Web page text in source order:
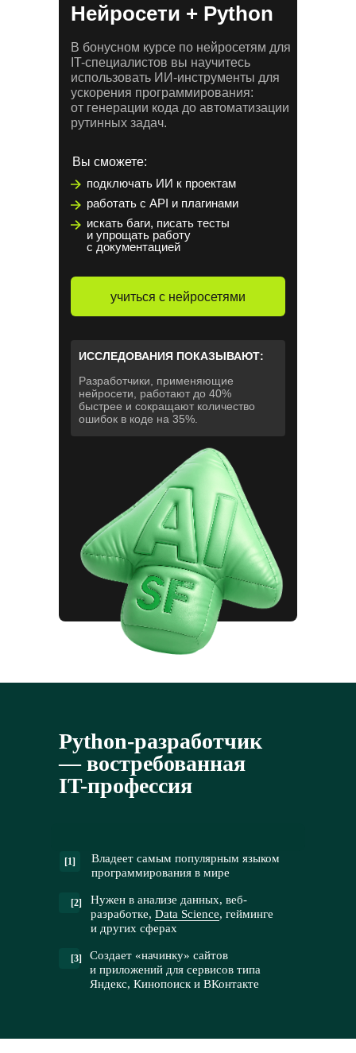
Нейросети + Python
В бонусном курсе по нейросетям для
IT-специалистов вы научитесь
использовать ИИ-инструменты для
ускорения программирования:
от генерации кода до автоматизации
рутинных задач.
учиться с нейросетями
ИССЛЕДОВАНИЯ ПОКАЗЫВАЮТ:
Разработчики, применяющие
нейросети, работают до 40%
быстрее и сокращают количество
ошибок в коде на 35%.
Вы сможете:
подключать ИИ к проектам
работать с API и плагинами
искать баги, писать тесты
и упрощать работу
с документацией
Python-разработчик
— востребованная
IT-профессия
[1]
Владеет самым популярным языком
программирования в мире
[2]
Нужен в анализе данных, веб-
разработке, Data Science, гейминге
и других сферах
[3]
Создает «начинку» сайтов
и приложений для сервисов типа
Яндекс, Кинопоиск и ВКонтакте